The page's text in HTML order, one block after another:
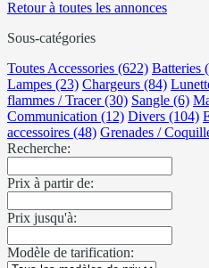
Retour à toutes les annonces
Sous-catégories
Toutes Accessories (622) Batteries
Lampes (23) Chargeurs (84)
flammes / Tracer (30) Sangle (6)
Communication (12) Divers (104)
accessoires (48) Grenades /
Recherche:
Prix à partir de:
Prix jusqu'à:
Modèle de tarification: